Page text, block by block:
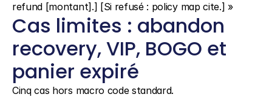
refund [montant].] [Si refusé : policy map cite.] »
Cas limites : abandon
recovery, VIP, BOGO et
panier expiré
Cinq cas hors macro code standard.